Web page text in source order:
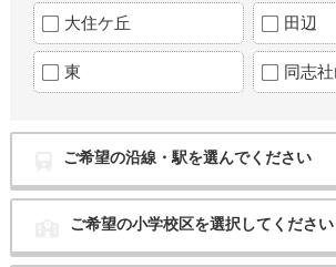
大住ケ丘 田辺
東 同志
ご希望の沿線・駅を選んでください
ご希望の小学校区を選択してください